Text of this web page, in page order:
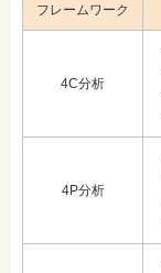
フレームワーク
4C分析
4P分析